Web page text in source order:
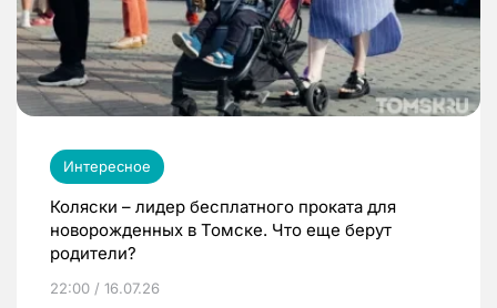
Интересное
Коляски – лидер бесплатного проката для
новорожденных в Томске. Что еще берут
родители?
22:00 / 16.07.26